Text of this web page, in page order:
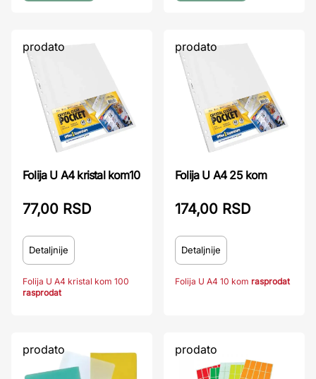
prodato
Folija U A4 kristal kom10
77,00 RSD
Detaljnije
Folija U A4 kristal kom 100
rasprodat
prodato
Folija U A4 25 kom
174,00 RSD
Detaljnije
Folija U A4 10 kom rasprodat
prodato prodato